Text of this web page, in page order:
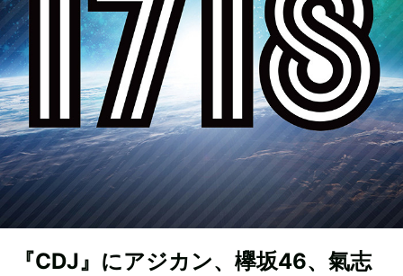
『CDJ』にアジカン、欅坂46、氣志